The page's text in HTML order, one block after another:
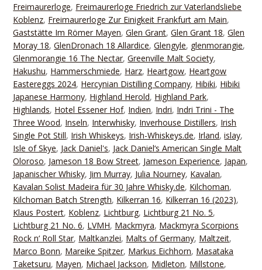
Freimaurerloge, Freimaurerloge Friedrich zur Vaterlandsliebe
Koblenz, Freimaurerloge Zur Einigkeit Frankfurt am Main,
Gaststätte Im Römer Mayen,Glen Grant,Glen Grant 18,Glen
Moray 18,GlenDronach 18 Allardice,Glengyle, glenmorangie,
Glenmorangie 16 The Nectar,Greenville Malt Society,
Hakushu, Hammerschmiede, Harz, Heartgow, Heartgow
Eastereggs 2024, Hercynian Distilling Company, Hibiki, Hibiki
Japanese Harmony, Highland Herold, Highland Park,
Highlands, Hotel Essener Hof, Indien, Indri, Indri Trini - The
Three Wood, Inseln, Interwhisky, Inverhouse Distillers, Irish
Single Pot Still, Irish Whiskeys, Irish-Whiskeys.de, Irland,islay,
Isle of Skye, Jack Daniel's, Jack Daniel‘s American Single Malt
Oloroso, Jameson 18 Bow Street, Jameson Experience, Japan,
Japanischer Whisky, Jim Murray, Julia Nourney, Kavalan,
Kavalan Solist Madeira für 30 Jahre Whisky.de, Kilchoman,
Kilchoman Batch Strength, Kilkerran 16, Kilkerran 16 (2023),
Klaus Postert, Koblenz, Lichtburg, Lichtburg 21 No. 5,
Lichtburg 21 No. 6, LVMH, Mackmyra, Mackmyra Scorpions
Rock n‘ Roll Star, Maltkanzlei, Malts of Germany, Maltzeit,
Marco Bonn, Mareike Spitzer, Markus Eichhorn, Masataka
Taketsuru, Mayen, Michael Jackson, Midleton, Millstone,